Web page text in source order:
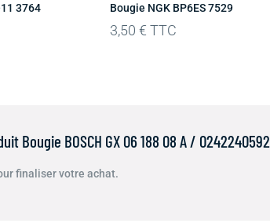
3764 Bougie NGK BP6ES 7529
3,50€ TTC
Bougie BOSCH GX 06 188 08 A /
finaliser votre achat.